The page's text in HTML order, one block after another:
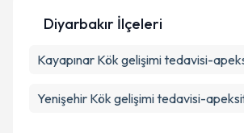
Diyarbakır İlçeleri
Kayapınar Kök gelişimi tedavisi-
Yenişehir Kök gelişimi tedavisi-